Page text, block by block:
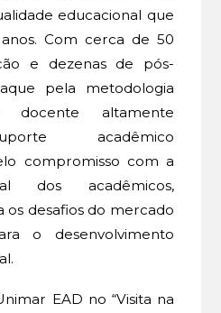
educacional que
Com cerca de 50
e dezenas de pós-
pela metodologia
docente altamente
acadêmico
compromisso com a
dos acadêmicos,
os desafios do mercado
o desenvolvimento
EAD no “Visita na